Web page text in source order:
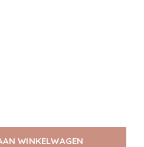
WINKELWAGEN